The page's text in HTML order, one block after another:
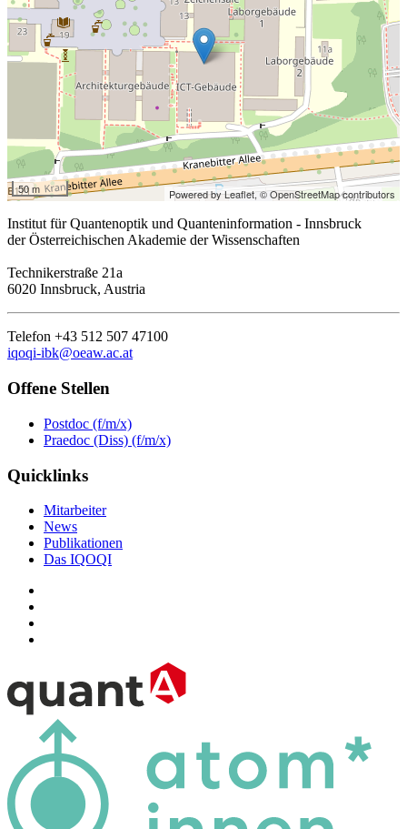
50 m Powered by Leaflet,© OpenStreetMap contributors
Institut für Quantenoptik und Quanteninformation - Innsbruck
der Österreichischen Akademie der Wissenschaften
Technikerstraße 21a
6020 Innsbruck, Austria
Telefon +43 512 507 47100
iqoqi-ibk@oeaw.ac.at
Offene Stellen
Postdoc (f/m/x)
Praedoc (Diss) (f/m/x)
Quicklinks
Mitarbeiter
News
Publikationen
Das IQOQI